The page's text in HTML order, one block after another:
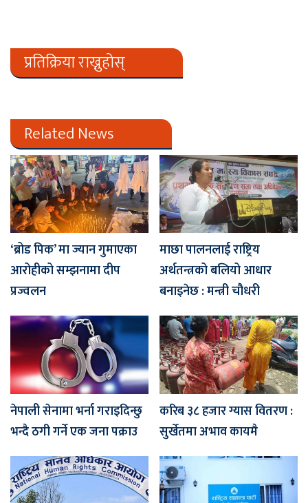
प्रतिक्रिया राख्नुहोस्
Related News
‘ब्रोड पिक’ मा ज्यान गुमाएका
आरोहीको सम्झनामा दीप
प्रज्वलन
माछा पालनलाई राष्ट्रिय
अर्थतन्त्रको बलियो आधार
बनाइनेछ : मन्त्री चौधरी
नेपाली सेनामा भर्ना गराइदिन्छु
भन्दै ठगी गर्ने एक जना पक्राउ
करिब ३८ हजार ग्यास वितरण :
सुर्खेतमा अभाव कायमै